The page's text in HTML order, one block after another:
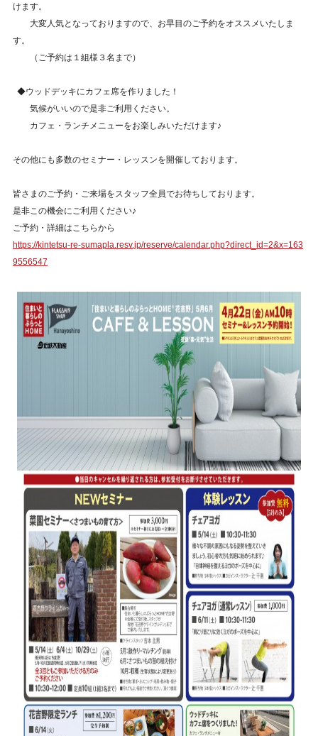
けます。
大変人気となっておりますので、お早目のご予約をオススメいたしま
す。
（ご予約は１組様３名まで）
◆ウッドデッキにカフェ席を作りました！
気候がいいので是非ご利用ください。
カフェ・ランチメニューをお楽しみいただけます♪
その他にも多数のセミナー・レッスンを開催しております。
皆さまのご予約・ご来場をスタッフ全員でお待ちしております。
是非この機会にご利用ください♪
ご予約・詳細はこちらから
https://kintetsu-re-sumapla.resv.jp/reserve/calendar.php?direct_id=2&x=163
9556547